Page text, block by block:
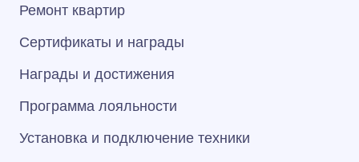
Ремонт квартир
Сертификаты и награды
Награды и достижения
Программа лояльности
Установка и подключение техники